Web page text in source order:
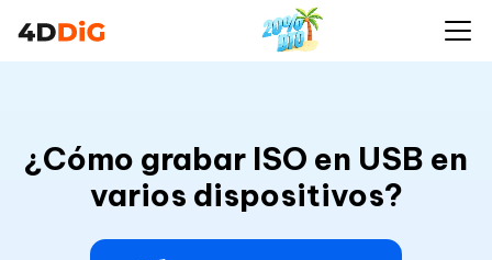
¿Cómo grabar ISO en USB en
varios dispositivos?